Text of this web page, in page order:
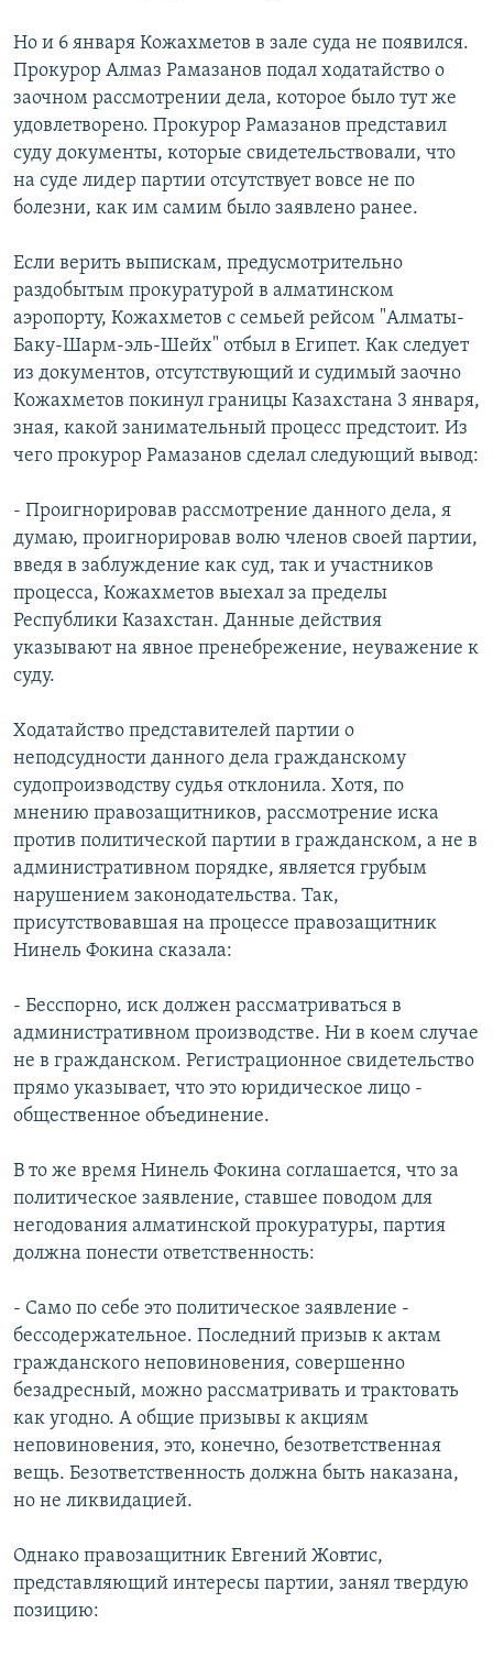
Но и 6 января Кожахметов в зале суда не появился.
Прокурор Алмаз Рамазанов подал ходатайство о
заочном рассмотрении дела, которое было тут же
удовлетворено. Прокурор Рамазанов представил
суду документы, которые свидетельствовали, что
на суде лидер партии отсутствует вовсе не по
болезни, как им самим было заявлено ранее.
Если верить выпискам, предусмотрительно
раздобытым прокуратурой в алматинском
аэропорту, Кожахметов с семьей рейсом "Алматы-
Баку-Шарм-эль-Шейх" отбыл в Египет. Как следует
из документов, отсутствующий и судимый заочно
Кожахметов покинул границы Казахстана 3 января,
зная, какой занимательный процесс предстоит. Из
чего прокурор Рамазанов сделал следующий вывод:
- Проигнорировав рассмотрение данного дела, я
думаю, проигнорировав волю членов своей партии,
введя в заблуждение как суд, так и участников
процесса, Кожахметов выехал за пределы
Республики Казахстан. Данные действия
указывают на явное пренебрежение, неуважение к
суду.
Ходатайство представителей партии о
неподсудности данного дела гражданскому
судопроизводству судья отклонила. Хотя, по
мнению правозащитников, рассмотрение иска
против политической партии в гражданском, а не в
административном порядке, является грубым
нарушением законодательства. Так,
присутствовавшая на процессе правозащитник
Нинель Фокина сказала:
- Бесспорно, иск должен рассматриваться в
административном производстве. Ни в коем случае
не в гражданском. Регистрационное свидетельство
прямо указывает, что это юридическое лицо -
общественное объединение.
В то же время Нинель Фокина соглашается, что за
политическое заявление, ставшее поводом для
негодования алматинской прокуратуры, партия
должна понести ответственность:
- Само по себе это политическое заявление -
бессодержательное. Последний призыв к актам
гражданского неповиновения, совершенно
безадресный, можно рассматривать и трактовать
как угодно. А общие призывы к акциям
неповиновения, это, конечно, безответственная
вещь. Безответственность должна быть наказана,
но не ликвидацией.
Однако правозащитник Евгений Жовтис,
представляющий интересы партии, занял твердую
позицию: